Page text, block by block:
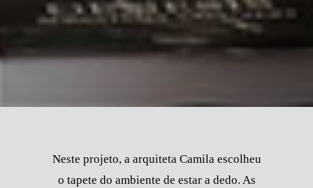
Neste projeto, a arquiteta Camila escolheu
o tapete do ambiente de estar a dedo. As